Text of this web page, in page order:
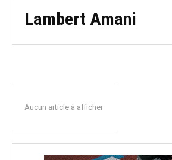
Lambert Amani
Aucun article à afficher